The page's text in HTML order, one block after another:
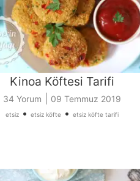
Kinoa Köftesi Tarifi
34 Yorum 09 Temmuz 2019
etsiz• etsiz köfte• etsiz köfte tarifi